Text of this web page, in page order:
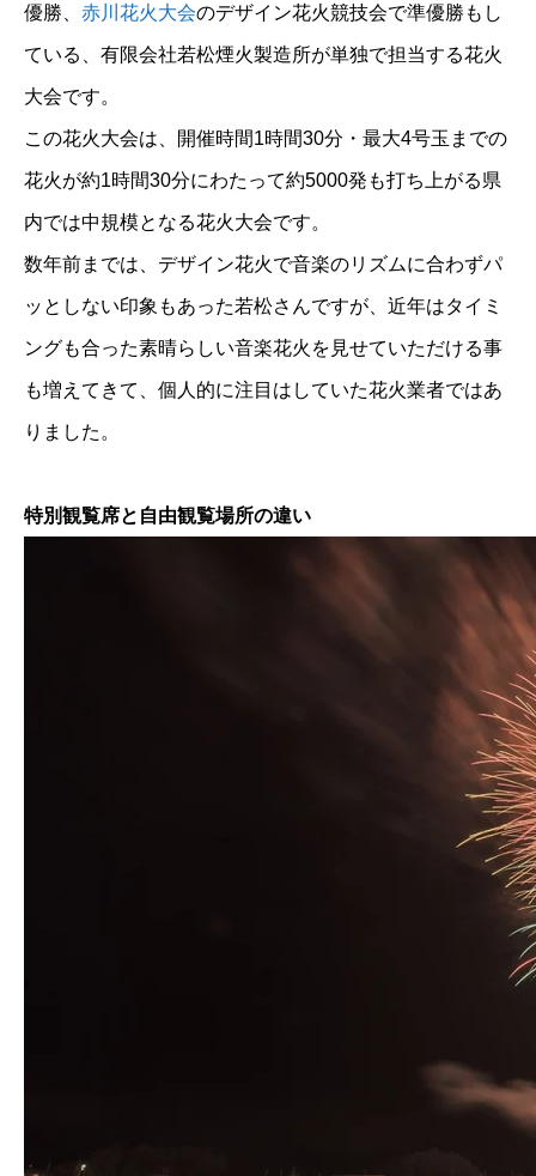
優勝、 赤川花火大会のデザイン花火競技会で準優勝もし
ている、有限会社若松煙火製造所が単独で担当する花火
大会です。
この花火大会は、開催時間1時間30分・最大4号玉までの
花火が約1時間30分にわたって約5000発も打ち上がる県
内では中規模となる花火大会です。
数年前までは、デザイン花火で音楽のリズムに合わずパ
ッとしない印象もあった若松さんですが、近年はタイミ
ングも合った素晴らしい音楽花火を見せていただける事
も増えてきて、個人的に注目はしていた花火業者ではあ
りました。
特別観覧席と自由観覧場所の違い